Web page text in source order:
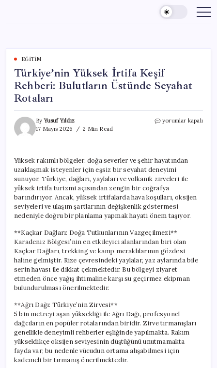
content
EĞITIM
Türkiye’nin Yüksek İrtifa Keşif
Rehberi: Bulutların Üstünde Seyahat
Rotaları
ByYusuf Yıldız
17 Mayıs 2026
2 Min Read
Türkiye’nin
Bulutların
Üstünde
Seyahat
Rotaları
için
yorumlar kapalı
Yüksek rakımlı bölgeler, doğa severler ve şehir hayatından
uzaklaşmak isteyenler için eşsiz bir seyahat deneyimi
sunuyor. Türkiye, dağları, yaylaları ve volkanik zirveleri ile
yüksek irtifa turizmi açısından zengin bir coğrafya
barındırıyor. Ancak, yüksek irtifalarda hava koşulları, oksijen
seviyeleri ve ulaşım şartlarının değişkenlik göstermesi
nedeniyle doğru bir planlama yapmak hayati önem taşıyor.
**Kaçkar Dağları: Doğa Tutkunlarının Vazgeçilmezi**
Karadeniz Bölgesi’nin en etkileyici alanlarından biri olan
Kaçkar Dağları, trekking ve kamp meraklılarının gözdesi
haline gelmiştir. Rize çevresindeki yaylalar, yaz aylarında bile
serin havası ile dikkat çekmektedir. Bu bölgeyi ziyaret
etmeden önce yağış ihtimaline karşı su geçirmez ekipman
bulundurulması önerilmektedir.
**Ağrı Dağı: Türkiye’nin Zirvesi**
5 bin metreyi aşan yüksekliği ile Ağrı Dağı, profesyonel
dağcıların en popüler rotalarından biridir. Zirve tırmanışları
genellikle deneyimli rehberler eşliğinde yapılmakta. Rakım
yükseldikçe oksijen seviyesinin düştüğünü unutmamakta
fayda var; bu nedenle vücudun ortama alışabilmesi için
kademeli bir tırmanış önerilmektedir.